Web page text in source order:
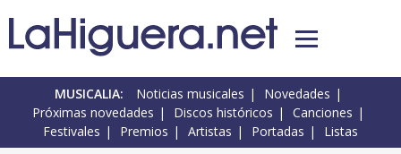
MUSICALIA: Noticias musicales
Novedades
Próximas novedades
Discos históricos
Canciones
Festivales
Premios Artistas Portadas Listas